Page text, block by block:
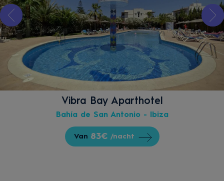
Vibra Bay Aparthotel
Bahía de San Antonio - Ibiza
Van 83€ /nacht